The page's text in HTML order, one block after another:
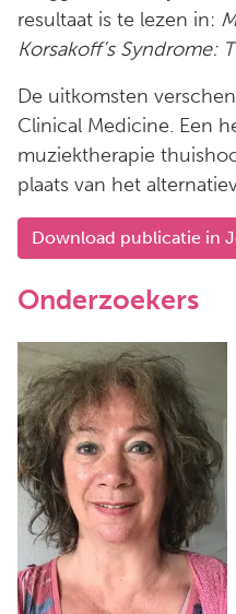
resultaat is te lezen in:
Korsakoff’s Syndrome:
De uitkomsten
Clinical Medicine. Een
muziektherapie
plaats van het
Download publicatie in
Onderzoekers